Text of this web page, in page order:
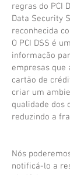
regras do PCI
Data Security
reconhecida
O PCI DSS é
informação
empresas que
cartão de
criar um
qualidade dos
reduzindo a
Nós
notificá-lo a